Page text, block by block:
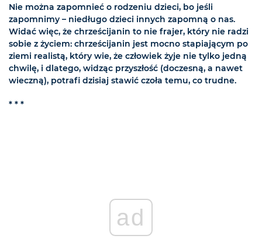
Nie można zapomnieć o rodzeniu dzieci, bo jeśli
zapomnimy – niedługo dzieci innych zapomną o nas.
Widać więc, że chrześcijanin to nie frajer, który nie radzi
sobie z życiem: chrześcijanin jest mocno stapiającym po
ziemi realistą, który wie, że człowiek żyje nie tylko jedną
chwilę, i dlatego, widząc przyszłość (doczesną, a nawet
wieczną), potrafi dzisiaj stawić czoła temu, co trudne.
* * *
ad